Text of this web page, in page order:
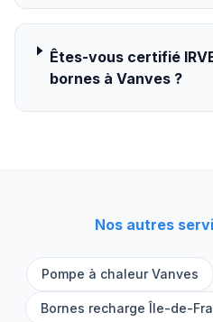
Êtes-vous certifié
bornes à Vanves ?
Nos autres
Pompe à chaleurVanves
Bornes recharge Île-de-